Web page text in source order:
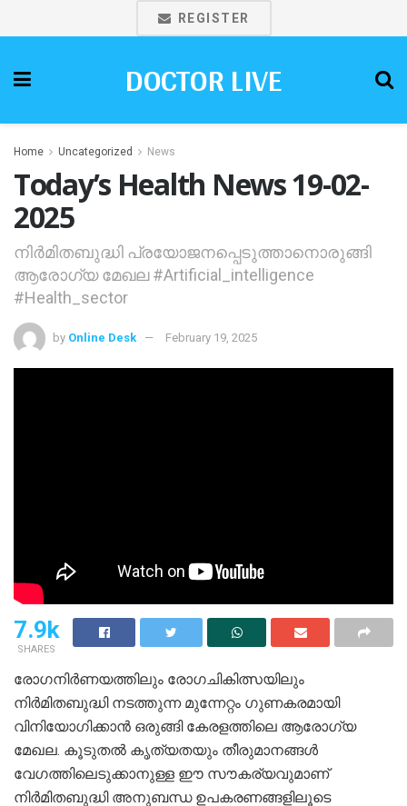
REGISTER
DOCTOR LIVE
Home Uncategorized News
Today’s Health News 19-02-
2025
നിര്‍മിതബുദ്ധി പ്രയോജനപ്പെടുത്താനൊരുങ്ങി
ആരോഗ്യ മേഖല #Artificial_intelligence
#Health_sector
by Online Desk February 19, 2025
7.9k
SHARES
രോഗനിര്‍ണയത്തിലും രോഗചികിത്സയിലും
നിര്‍മിതബുദ്ധി നടത്തുന്ന മുന്നേറ്റം ഗുണകരമായി
വിനിയോഗിക്കാന്‍ ഒരുങ്ങി കേരളത്തിലെ ആരോഗ്യ
മേഖല. കൂടുതല്‍ കൃത്യതയും തീരുമാനങ്ങള്‍
വേഗത്തിലെടുക്കാനുള്ള ഈ സൗകര്യവുമാണ്
നിര്‍മിതബുദ്ധി അനുബന്ധ ഉപകരണങ്ങളിലൂടെ